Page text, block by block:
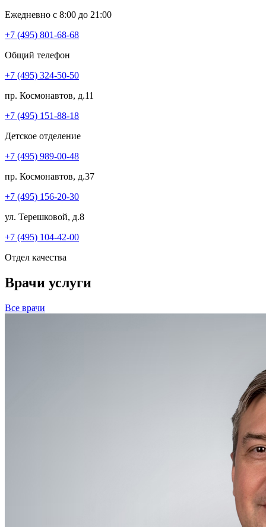
Ежедневно с 8:00 до 21:00
+7 (495) 801-68-68
Общий телефон
+7 (495) 324-50-50
пр. Космонавтов, д.11
+7 (495) 151-88-18
Детское отделение
+7 (495) 989-00-48
пр. Космонавтов, д.37
+7 (495) 156-20-30
ул. Терешковой, д.8
+7 (495) 104-42-00
Отдел качества
Врачи услуги
Все врачи